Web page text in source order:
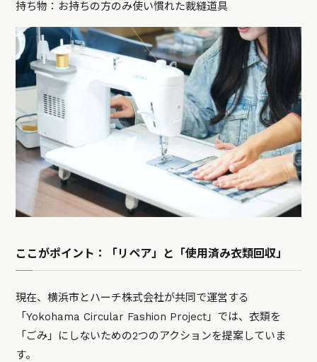
持ち物：お持ちの方のみ使い慣れた裁縫道具
ここがポイント：「リペア」と「使用済み衣類回収」
現在、横浜市とハーチ株式会社が共同で運営する
「Yokohama Circular Fashion Project」では、衣類を
「ごみ」にしないための2つのアクションを提案していま
す。